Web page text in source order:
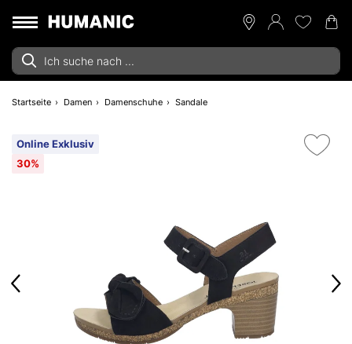
Startseite Damen Damenschuhe Sandale
Online Exklusiv
30%